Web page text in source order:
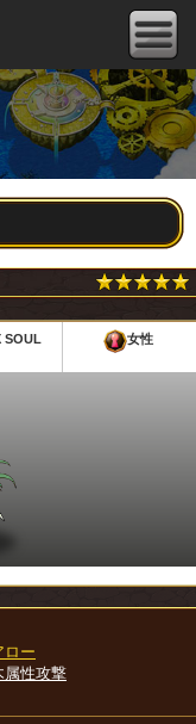
SOUL
女性
ロー
属性攻撃